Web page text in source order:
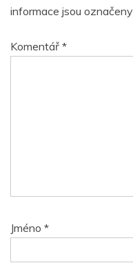
informace jsou označeny
Komentář *
Jméno *